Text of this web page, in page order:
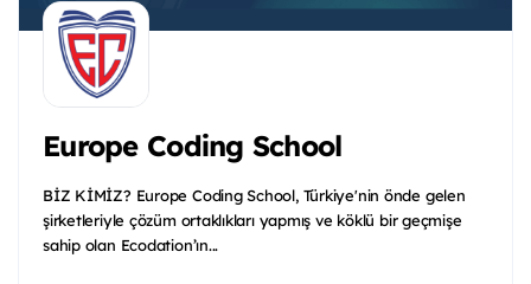
Europe Coding School
BİZ KİMİZ? Europe Coding School, Türkiye'nin önde gelen
şirketleriyle çözüm ortaklıkları yapmış ve köklü bir geçmişe
sahip olan Ecodation’ın...